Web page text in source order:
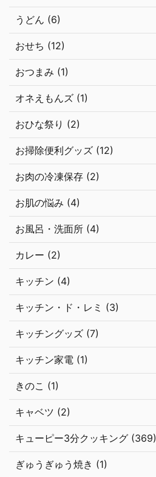
うどん (6)
おせち (12)
おつまみ (1)
オネえもんズ (1)
おひな祭り (2)
お掃除便利グッズ (12)
お肉の冷凍保存 (2)
お肌の悩み (4)
お風呂・洗面所 (4)
カレー (2)
キッチン (4)
キッチン・ド・レミ (3)
キッチングッズ (7)
キッチン家電 (1)
きのこ (1)
キャベツ (2)
キューピー3分クッキング (369)
ぎゅうぎゅう焼き (1)